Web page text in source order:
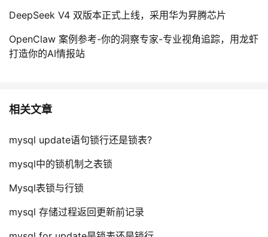
DeepSeek V4 双版本正式上线，采用华为昇腾芯片
OpenClaw 案例参考-你的洞察专家-专业视角追踪，用龙虾
打造你的AI情报站
相关文章
mysql update语句锁行还是锁表?
mysql中的锁机制之表锁
Mysql表锁与行锁
mysql 存储过程返回更新前记录